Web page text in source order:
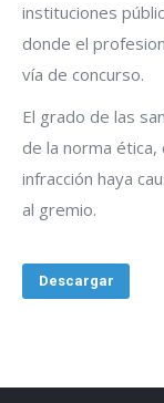
instituciones
donde el
vía de concurso.
El grado de las
de la norma
infracción haya
al gremio.
Descargar